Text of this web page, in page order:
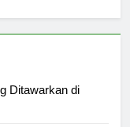
Ditawarkan di